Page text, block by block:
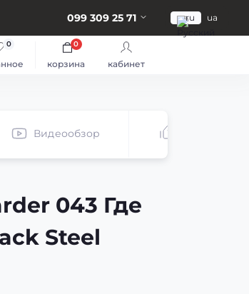
099 309 25 71 ru ua
0
корзина
0
кабинет
Видеообзор
043 Где
Steel